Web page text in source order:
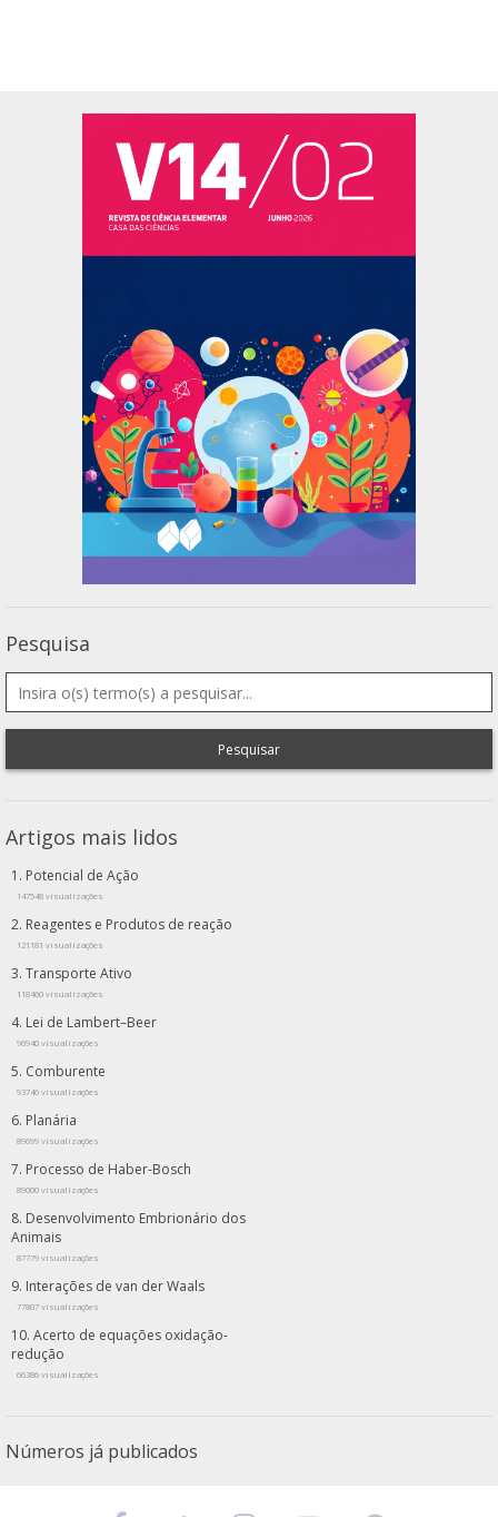
Pesquisa
Pesquisar
Artigos mais lidos
Potencial de Ação
147548 visualizações
Reagentes e Produtos de reação
121181 visualizações
Transporte Ativo
118460 visualizações
Lei de Lambert–Beer
96940 visualizações
Comburente
93746 visualizações
Planária
89699 visualizações
Processo de Haber-Bosch
89000 visualizações
Desenvolvimento Embrionário dos
Animais
87779 visualizações
Interações de van der Waals
77807 visualizações
Acerto de equações oxidação-
redução
66386 visualizações
Números já publicados